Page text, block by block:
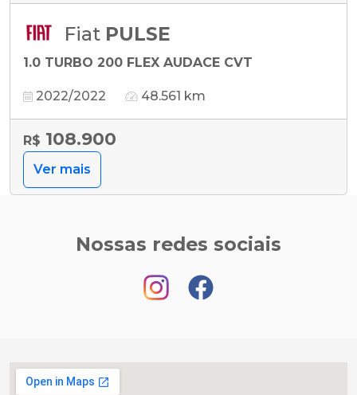
Fiat PULSE
1.0 TURBO 200 FLEX AUDACE CVT
2022/2022 48.561 km
R$ 108.900
Ver mais
Nossas redes sociais